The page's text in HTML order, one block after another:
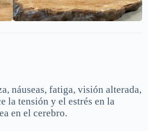
náuseas, fatiga, visión alterada,
la tensión y el estrés en la
en el cerebro.